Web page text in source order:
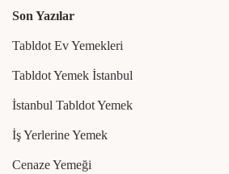
Son Yazılar
Tabldot Ev Yemekleri
Tabldot Yemek İstanbul
İstanbul Tabldot Yemek
İş Yerlerine Yemek
Cenaze Yemeği